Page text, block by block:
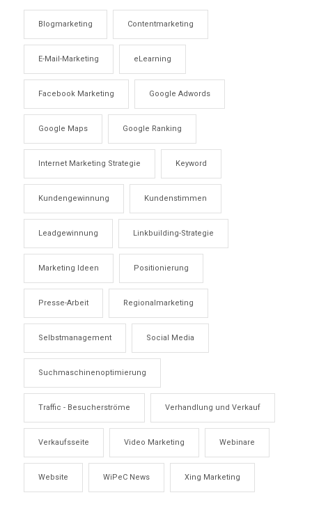
Blogmarketing Contentmarketing
E-Mail-Marketing eLearning
Facebook Marketing Google Adwords
Google Maps Google Ranking
Internet Marketing Strategie Keyword
Kundengewinnung Kundenstimmen
Leadgewinnung Linkbuilding-Strategie
Marketing Ideen Positionierung
Presse-Arbeit Regionalmarketing
Selbstmanagement Social Media
Suchmaschinenoptimierung
Traffic - Besucherströme Verhandlung und Verkauf
Verkaufsseite Video Marketing Webinare
Website WiPeC News Xing Marketing